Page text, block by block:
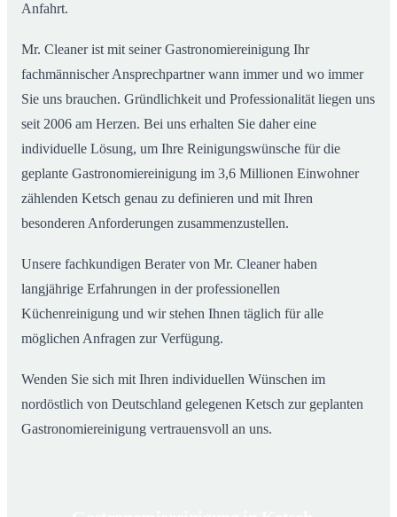
Anfahrt.
Mr. Cleaner ist mit seiner Gastronomiereinigung Ihr
fachmännischer Ansprechpartner wann immer und wo immer
Sie uns brauchen. Gründlichkeit und Professionalität liegen uns
seit 2006 am Herzen. Bei uns erhalten Sie daher eine
individuelle Lösung, um Ihre Reinigungswünsche für die
geplante Gastronomiereinigung im 3,6 Millionen Einwohner
zählenden Ketsch genau zu definieren und mit Ihren
besonderen Anforderungen zusammenzustellen.
Unsere fachkundigen Berater von Mr. Cleaner haben
langjährige Erfahrungen in der professionellen
Küchenreinigung und wir stehen Ihnen täglich für alle
möglichen Anfragen zur Verfügung.
Wenden Sie sich mit Ihren individuellen Wünschen im
nordöstlich von Deutschland gelegenen Ketsch zur geplanten
Gastronomiereinigung vertrauensvoll an uns.